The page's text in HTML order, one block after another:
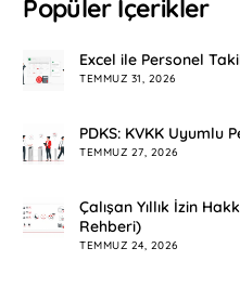
Popüler İçerikler
Excel ile Personel
TEMMUZ 31, 2026
PDKS: KVKK Uyumlu
TEMMUZ 27, 2026
Çalışan Yıllık İzin
Rehberi)
TEMMUZ 24, 2026